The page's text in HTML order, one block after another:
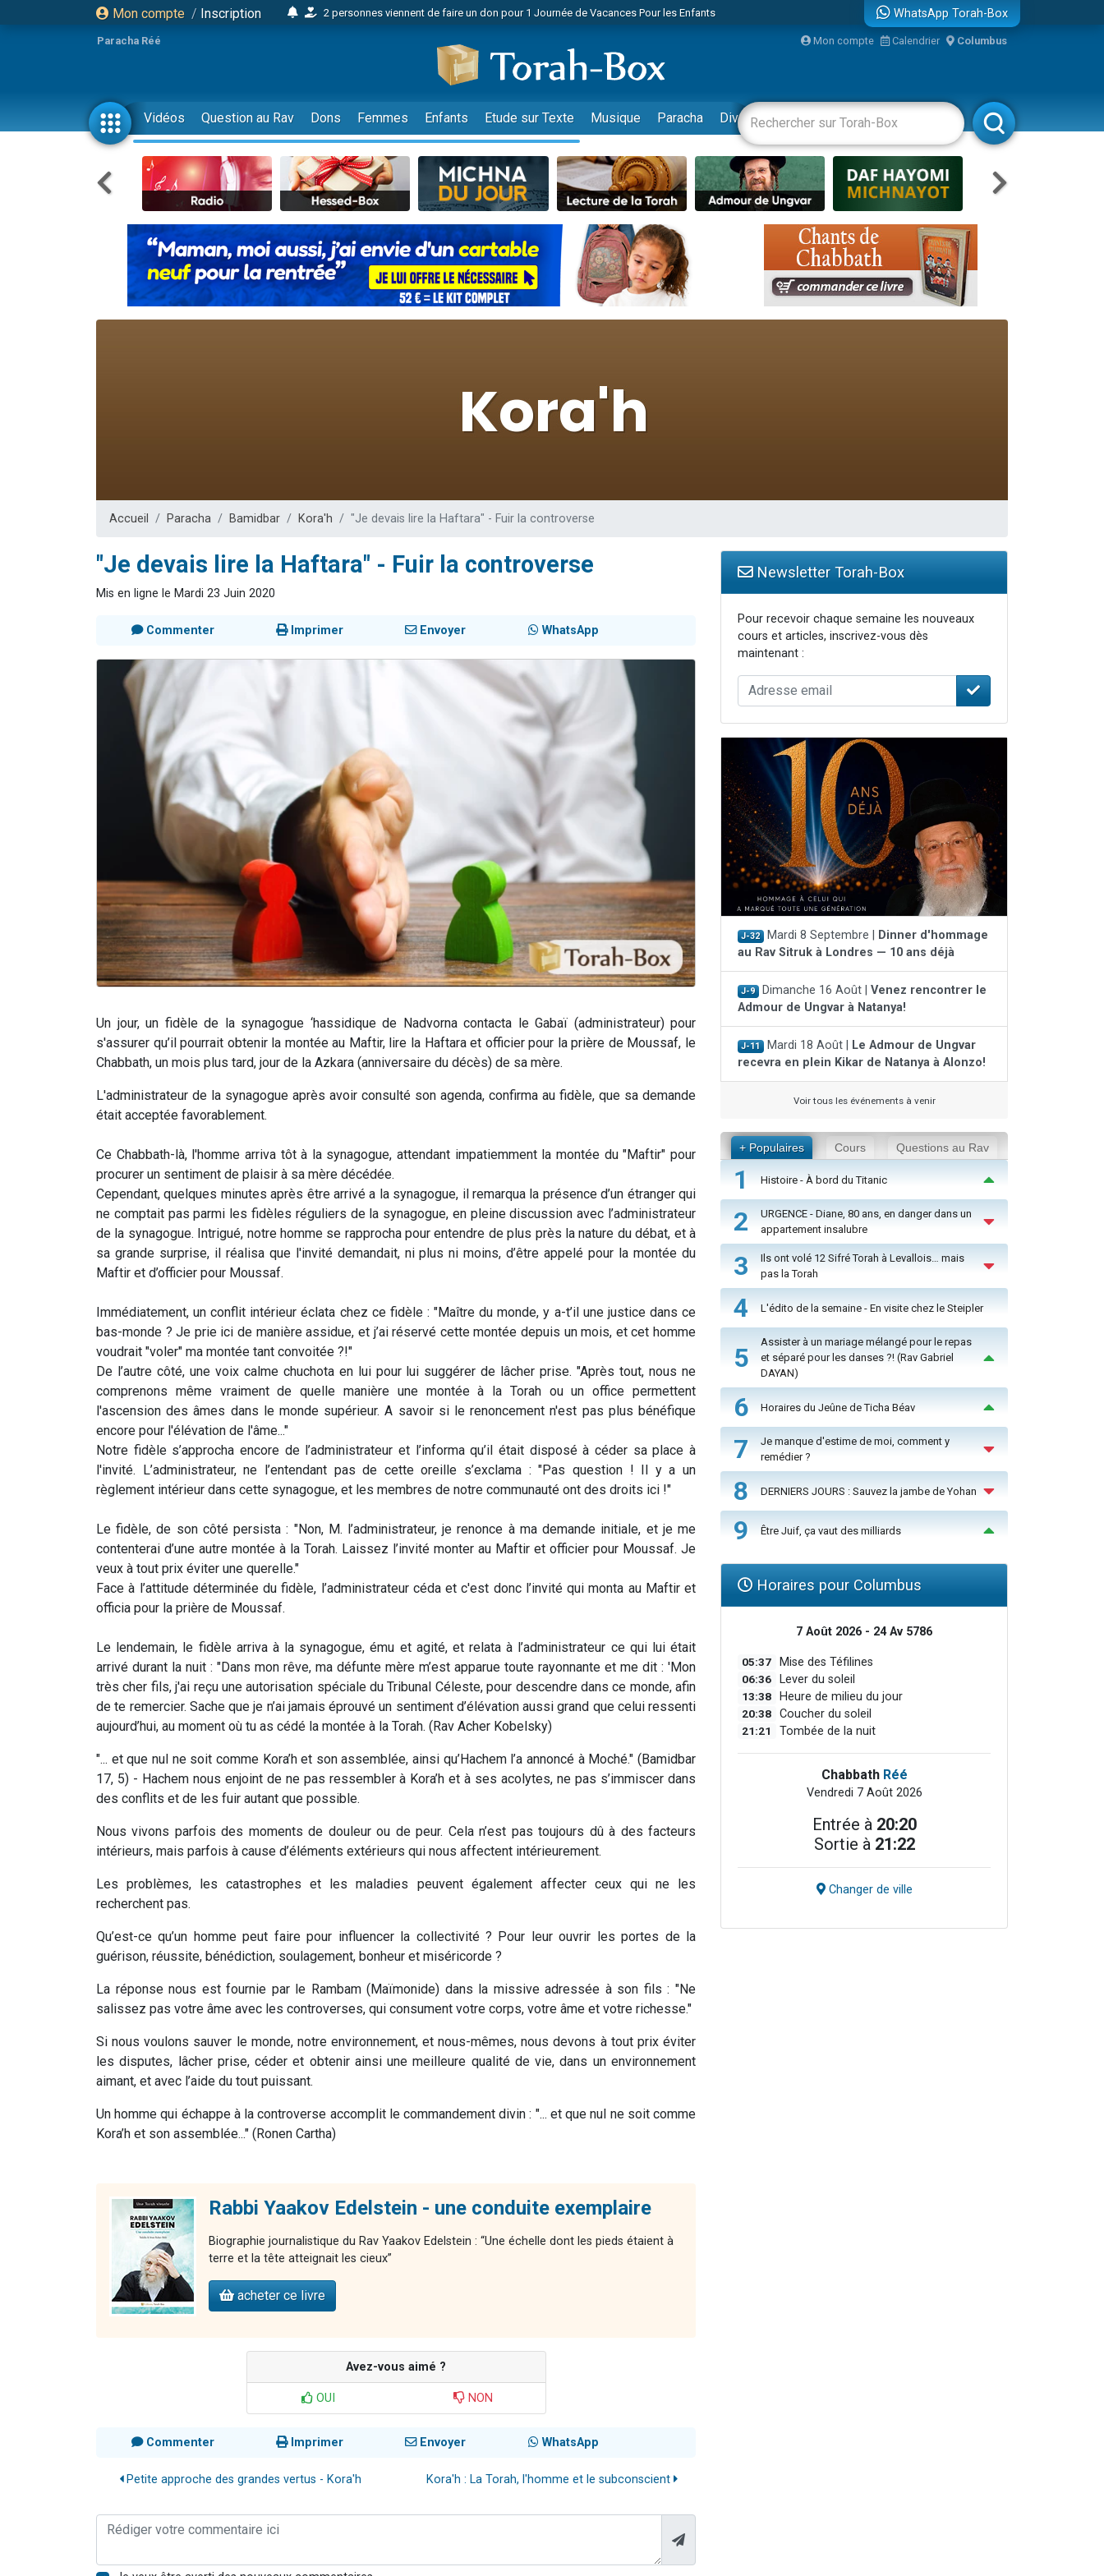
Mon compte / Inscription
2 personnes viennent de faire un don pour 1 Journée de Vacances Pour les Enfants
4 personnes viennent de nous rejoindre sur WhatsApp
Il reste 49 places pour étudier en groupe sur Zoom
23 personnes viennent de faire un don pour Diane, 80 ans, dans un appartement insalubre
Eva vient de donner son Maasser
4 personnes viennent de nous rejoindre sur WhatsApp
3 personnes viennent de nous rejoindre sur WhatsApp
3 personnes viennent de faire un don pour 5 jours de vacances aux Orphelins
Odaya vient de donner son Maasser
2 personnes viennent de nous rejoindre sur WhatsApp
13 personnes viennent de demander une bénédiction
12 nouvelles musiques dans Torah-Box Music
2 personnes viennent de nous rejoindre sur WhatsApp
3 personnes viennent de nous rejoindre sur WhatsApp
WhatsApp Torah-Box
Paracha Réé Mon compte Calendrier Columbus
Vidéos Question au Rav Dons Femmes Enfants Etude sur Texte Musique Paracha Divertissements Livres Rabbanim
Accueil Paracha Bamidbar Kora'h "Je devais lire la Haftara" - Fuir la controverse
"Je devais lire la Haftara" - Fuir la controverse
Mis en ligne le Mardi 23 Juin 2020
Commenter Imprimer Envoyer WhatsApp
Un jour, un fidèle de la synagogue ‘hassidique de Nadvorna contacta le Gabaï (administrateur) pour
s'assurer qu’il pourrait obtenir la montée au Maftir, lire la Haftara et officier pour la prière de Moussaf, le
Chabbath, un mois plus tard, jour de la Azkara (anniversaire du décès) de sa mère.
L'administrateur de la synagogue après avoir consulté son agenda, confirma au fidèle, que sa demande
était acceptée favorablement.
Ce Chabbath-là, l'homme arriva tôt à la synagogue, attendant impatiemment la montée du "Maftir" pour
procurer un sentiment de plaisir à sa mère décédée.
Cependant, quelques minutes après être arrivé a la synagogue, il remarqua la présence d’un étranger qui
ne comptait pas parmi les fidèles réguliers de la synagogue, en pleine discussion avec l’administrateur
de la synagogue. Intrigué, notre homme se rapprocha pour entendre de plus près la nature du débat, et à
sa grande surprise, il réalisa que l'invité demandait, ni plus ni moins, d’être appelé pour la montée du
Maftir et d’officier pour Moussaf.
Immédiatement, un conflit intérieur éclata chez ce fidèle : "Maître du monde, y a-t’il une justice dans ce
bas-monde ? Je prie ici de manière assidue, et j’ai réservé cette montée depuis un mois, et cet homme
voudrait "voler" ma montée tant convoitée ?!"
De l’autre côté, une voix calme chuchota en lui pour lui suggérer de lâcher prise. "Après tout, nous ne
comprenons même vraiment de quelle manière une montée à la Torah ou un office permettent
l'ascension des âmes dans le monde supérieur. A savoir si le renoncement n'est pas plus bénéfique
encore pour l'élévation de l'âme..."
Notre fidèle s’approcha encore de l’administrateur et l’informa qu’il était disposé à céder sa place à
l'invité. L’administrateur, ne l’entendant pas de cette oreille s’exclama : "Pas question ! Il y a un
règlement intérieur dans cette synagogue, et les membres de notre communauté ont des droits ici !"
Le fidèle, de son côté persista : "Non, M. l’administrateur, je renonce à ma demande initiale, et je me
contenterai d’une autre montée à la Torah. Laissez l’invité monter au Maftir et officier pour Moussaf. Je
veux à tout prix éviter une querelle."
Face à l’attitude déterminée du fidèle, l’administrateur céda et c'est donc l’invité qui monta au Maftir et
officia pour la prière de Moussaf.
Le lendemain, le fidèle arriva à la synagogue, ému et agité, et relata à l’administrateur ce qui lui était
arrivé durant la nuit : "Dans mon rêve, ma défunte mère m’est apparue toute rayonnante et me dit : 'Mon
très cher fils, j'ai reçu une autorisation spéciale du Tribunal Céleste, pour descendre dans ce monde, afin
de te remercier. Sache que je n’ai jamais éprouvé un sentiment d’élévation aussi grand que celui ressenti
aujourd’hui, au moment où tu as cédé la montée à la Torah. (Rav Acher Kobelsky)
"... et que nul ne soit comme Kora’h et son assemblée, ainsi qu’Hachem l’a annoncé à Moché." (Bamidbar
17, 5) - Hachem nous enjoint de ne pas ressembler à Kora’h et à ses acolytes, ne pas s’immiscer dans
des conflits et de les fuir autant que possible.
Nous vivons parfois des moments de douleur ou de peur. Cela n’est pas toujours dû à des facteurs
intérieurs, mais parfois à cause d’éléments extérieurs qui nous affectent intérieurement.
Les problèmes, les catastrophes et les maladies peuvent également affecter ceux qui ne les
recherchent pas.
Qu’est-ce qu’un homme peut faire pour influencer la collectivité ? Pour leur ouvrir les portes de la
guérison, réussite, bénédiction, soulagement, bonheur et miséricorde ?
La réponse nous est fournie par le Rambam (Maïmonide) dans la missive adressée à son fils : "Ne
salissez pas votre âme avec les controverses, qui consument votre corps, votre âme et votre richesse."
Si nous voulons sauver le monde, notre environnement, et nous-mêmes, nous devons à tout prix éviter
les disputes, lâcher prise, céder et obtenir ainsi une meilleure qualité de vie, dans un environnement
aimant, et avec l’aide du tout puissant.
Un homme qui échappe à la controverse accomplit le commandement divin : "... et que nul ne soit comme
Kora’h et son assemblée..." (Ronen Cartha)
Rabbi Yaakov Edelstein - une conduite exemplaire
Biographie journalistique du Rav Yaakov Edelstein : “Une échelle dont les pieds étaient à
terre et la tête atteignait les cieux”
acheter ce livre
Avez-vous aimé ?
OUI NON
Commenter Imprimer Envoyer WhatsApp
Petite approche des grandes vertus - Kora'h Kora'h : La Torah, l'homme et le subconscient
Newsletter Torah-Box
Pour recevoir chaque semaine les nouveaux
cours et articles, inscrivez-vous dès
maintenant :
J-32 Mardi 8 Septembre |
Dinner d'hommage
au Rav Sitruk à Londres — 10 ans déjà
J-9 Dimanche 16 Août | Venez rencontrer le
Admour de Ungvar à Natanya!
J-11 Mardi 18 Août |
Le Admour de Ungvar
recevra en plein Kikar de Natanya à Alonzo!
Voir tous les événements à venir
+ Populaires Cours Questions au Rav
1 Histoire - À bord du Titanic
2
URGENCE - Diane, 80 ans, en danger dans un
appartement insalubre
3
Ils ont volé 12 Sifré Torah à Levallois… mais
pas la Torah
4 L'édito de la semaine - En visite chez le Steipler
5
Assister à un mariage mélangé pour le repas
et séparé pour les danses ?! (Rav Gabriel
DAYAN)
6 Horaires du Jeûne de Ticha Béav
7
Je manque d'estime de moi, comment y
remédier ?
8 DERNIERS JOURS : Sauvez la jambe de Yohan
9 Être Juif, ça vaut des milliards
Horaires pour Columbus
7 Août 2026 - 24 Av 5786
05:37 Mise des Téfilines
06:36 Lever du soleil
13:38 Heure de milieu du jour
20:38 Coucher du soleil
21:21 Tombée de la nuit
Chabbath Réé
Vendredi 7 Août 2026
Entrée à 20:20
Sortie à 21:22
Changer de ville